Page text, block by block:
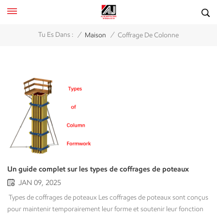
Tu Es Dans : / Maison / Coffrage De Colonne
Un guide complet sur les types de coffrages de poteaux
JAN 09, 2025
Types de coffrages de poteaux Les coffrages de poteaux sont conçus
pour maintenir temporairement leur forme et soutenir leur fonction